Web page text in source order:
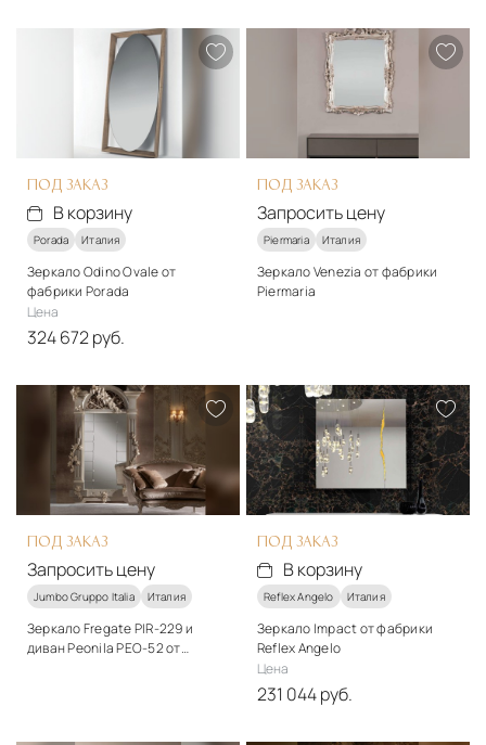
Подробнее
Запросить цену
Подробнее
Запросить цену
ПОД ЗАКАЗ
В корзину
Porada Италия
Зеркало Odino Ovale от
фабрики Porada
Цена
324 672 руб.
Дерево, зеркало
Подробнее
В корзину
ПОД ЗАКАЗ
Запросить цену
Piermaria Италия
Зеркало Venezia от фабрики
Piermaria
ПОД ЗАКАЗ
Запросить цену
Jumbo Gruppo Italia Италия
Зеркало Fregate PIR-229 и
диван Peonila PEO-52 от
ПОД ЗАКАЗ
В корзину
Reflex Angelo Италия
Зеркало Impact от фабрики
Reflex Angelo
Цена
231 044 руб.
Подробнее